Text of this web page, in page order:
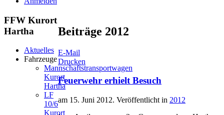
Beiträge 2012
E-Mail
Drucken
Feuerwehr erhielt Besuch
am 15. Juni 2012. Veröffentlicht in 2012
FFW Kurort
Hartha
Aktuelles
Fahrzeuge
Mannschaftstransportwagen
Kurort
Hartha
LF
10/6
Kurort